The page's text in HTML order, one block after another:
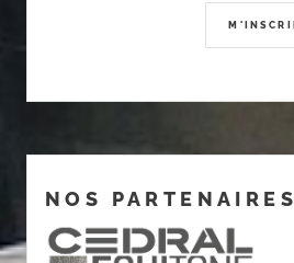
NOS PARTENAIRES